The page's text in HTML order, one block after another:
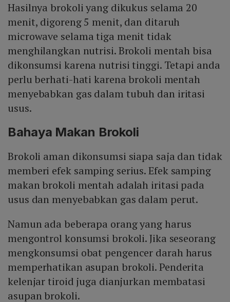
Hasilnya brokoli yang dikukus selama 20
menit, digoreng 5 menit, dan ditaruh
microwave selama tiga menit tidak
menghilangkan nutrisi. Brokoli mentah bisa
dikonsumsi karena nutrisi tinggi. Tetapi anda
perlu berhati-hati karena brokoli mentah
menyebabkan gas dalam tubuh dan iritasi
usus.
Bahaya Makan Brokoli
Brokoli aman dikonsumsi siapa saja dan tidak
memberi efek samping serius. Efek samping
makan brokoli mentah adalah iritasi pada
usus dan menyebabkan gas dalam perut.
Namun ada beberapa orang yang harus
mengontrol konsumsi brokoli. Jika seseorang
mengkonsumsi obat pengencer darah harus
memperhatikan asupan brokoli. Penderita
kelenjar tiroid juga dianjurkan membatasi
asupan brokoli.